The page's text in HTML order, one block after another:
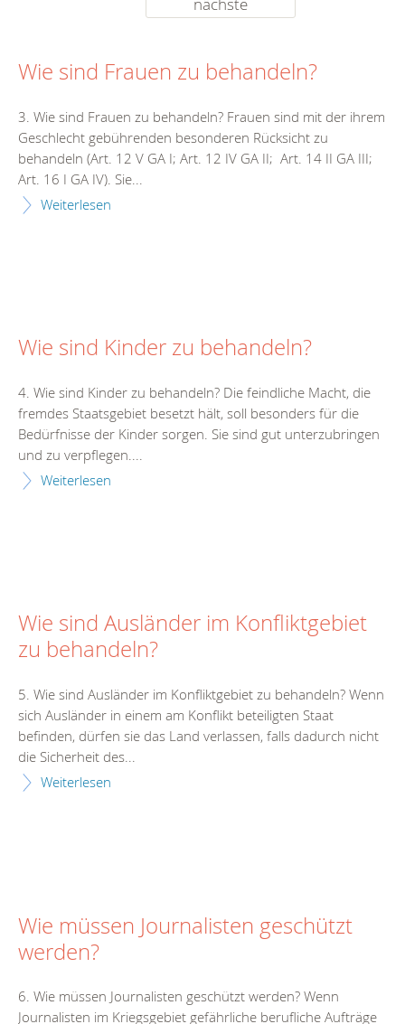
nächste
Wie sind Frauen zu behandeln?
3. Wie sind Frauen zu behandeln? Frauen sind mit der ihrem
Geschlecht gebührenden besonderen Rücksicht zu
behandeln (Art. 12 V GA I; Art. 12 IV GA II; Art. 14 II GA III;
Art. 16 I GA IV). Sie...
Weiterlesen
Wie sind Kinder zu behandeln?
4. Wie sind Kinder zu behandeln? Die feindliche Macht, die
fremdes Staatsgebiet besetzt hält, soll besonders für die
Bedürfnisse der Kinder sorgen. Sie sind gut unterzubringen
und zu verpflegen....
Weiterlesen
Wie sind Ausländer im Konfliktgebiet
zu behandeln?
5. Wie sind Ausländer im Konfliktgebiet zu behandeln? Wenn
sich Ausländer in einem am Konflikt beteiligten Staat
befinden, dürfen sie das Land verlassen, falls dadurch nicht
die Sicherheit des...
Weiterlesen
Wie müssen Journalisten geschützt
werden?
6. Wie müssen Journalisten geschützt werden? Wenn
Journalisten im Kriegsgebiet gefährliche berufliche Aufträge